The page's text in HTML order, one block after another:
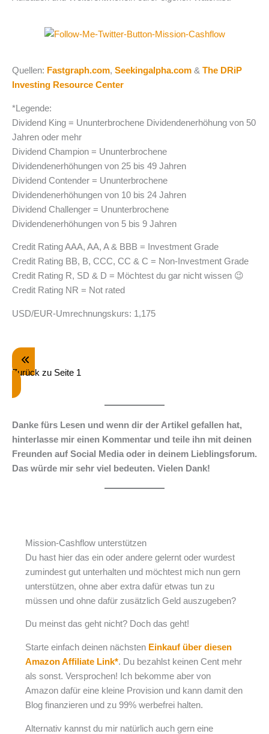
Quellen: Fastgraph.com, Seekingalpha.com & The DRiP
Investing Resource Center
*Legende:
Dividend King = Ununterbrochene Dividendenerhöhung von 50
Jahren oder mehr
Dividend Champion = Ununterbrochene
Dividendenerhöhungen von 25 bis 49 Jahren
Dividend Contender = Ununterbrochene
Dividendenerhöhungen von 10 bis 24 Jahren
Dividend Challenger = Ununterbrochene
Dividendenerhöhungen von 5 bis 9 Jahren
Credit Rating AAA, AA, A & BBB = Investment Grade
Credit Rating BB, B, CCC, CC & C = Non-Investment Grade
Credit Rating R, SD & D = Möchtest du gar nicht wissen 😉
Credit Rating NR = Not rated
USD/EUR-Umrechnungskurs: 1,175
Zurück zu Seite 1
Danke fürs Lesen und wenn dir der Artikel gefallen hat,
hinterlasse mir einen Kommentar und teile ihn mit deinen
Freunden auf Social Media oder in deinem Lieblingsforum.
Das würde mir sehr viel bedeuten. Vielen Dank!
Mission-Cashflow unterstützen
Du hast hier das ein oder andere gelernt oder wurdest
zumindest gut unterhalten und möchtest mich nun gern
unterstützen, ohne aber extra dafür etwas tun zu
müssen und ohne dafür zusätzlich Geld auszugeben?
Du meinst das geht nicht? Doch das geht!
Starte einfach deinen nächsten Einkauf über diesen
Amazon Affiliate Link*. Du bezahlst keinen Cent mehr
als sonst. Versprochen! Ich bekomme aber von
Amazon dafür eine kleine Provision und kann damit den
Blog finanzieren und zu 99% werbefrei halten.
Alternativ kannst du mir natürlich auch gern eine